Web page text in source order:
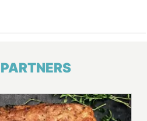
PARTNERS